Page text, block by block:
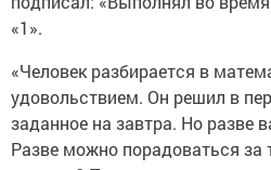
«1».
«Человек разбирается в
удовольствием. Он решил в
заданное на завтра. Но разве
Разве можно порадоваться за